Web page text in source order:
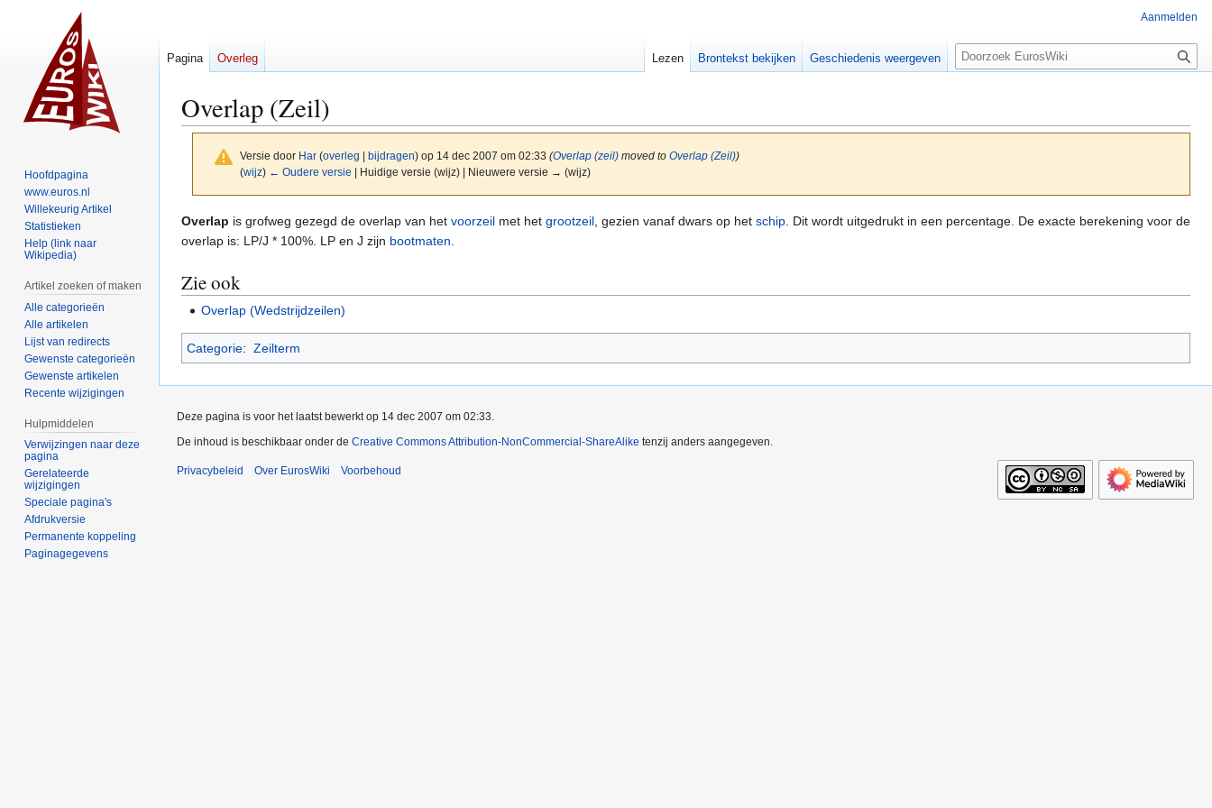
Overlap (Zeil)
Versie door Har (overleg bijdragen)op 14 dec 2007 om 02:33 (Overlap (zeil)moved to Overlap (Zeil))
(wijz) ← Oudere versie | Huidige versie (wijz) | Nieuwere versie → (wijz)
Naar
navigatie
Naar
zoeken
Overlap is grofweg gezegd de overlap van het voorzeil met het grootzeil , gezien vanaf dwars op het schip . Dit wordt uitgedrukt in een percentage. De exacte berekening voor de
overlap is: LP/J * 100%. LP en J zijn bootmaten
Zie ook
Overlap (Wedstrijdzeilen)
Categorie: Zeilterm
Aanmelden
Pagina Overleg Lezen Brontekst bekijken Geschiedenis weergeven
Z
o
e
Hoofdpagina
www.euros.nl
Willekeurig Artikel
Statistieken
Help (link naar
Wikipedia)
Artikel zoeken of maken
Alle categorieën
Alle artikelen
Lijst van redirects
Gewenste categorieën
Gewenste artikelen
Recente wijzigingen
Hulpmiddelen
Verwijzingen naar deze
pagina
Gerelateerde
wijzigingen
Speciale pagina's
Afdrukversie
Permanente koppeling
Paginagegevens
Deze pagina is voor het laatst bewerkt op 14 dec 2007 om 02:33.
De inhoud is beschikbaar onder de Creative Commons Attribution-NonCommercial-ShareAlike tenzij anders aangegeven.
Privacybeleid Over EurosWiki Voorbehoud